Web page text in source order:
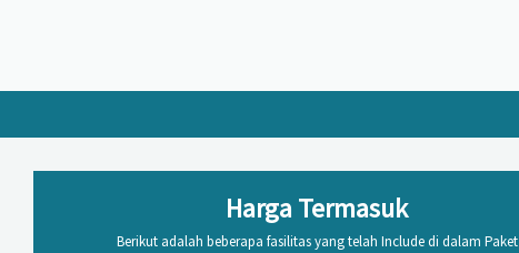
Harga Termasuk
Berikut adalah beberapa fasilitas yang telah Include di dalam Paket